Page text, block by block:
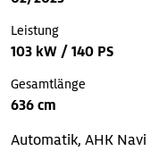
Leistung
103 kW / 140 PS
Gesamtlänge
636 cm
Automatik, AHK Navi